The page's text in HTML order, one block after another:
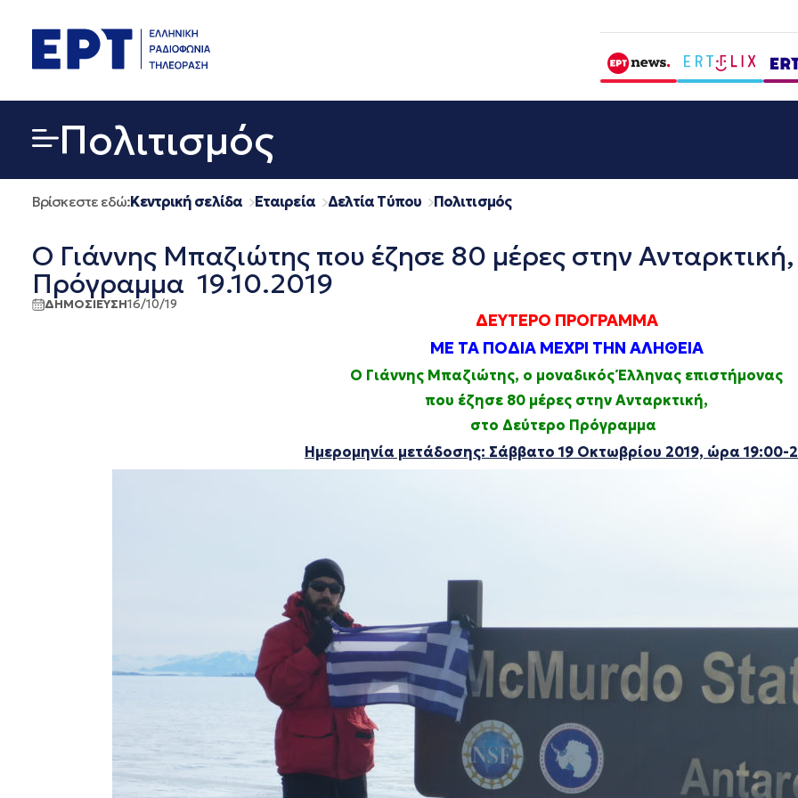
περιεχόμενο
Πολιτισμός
Βρίσκεστε εδώ:Κεντρική σελίδα Εταιρεία Δελτία Τύπου Πολιτισμός
Ο Γιάννης Μπαζιώτης που έζησε 80 μέρες στην
Πρόγραμμα 19.10.2019
ΔΗΜΟΣΙΕΥΣΗ16/10/19
ΔΕΥΤΕΡΟ ΠΡΟΓΡΑΜΜΑ
ΜΕ ΤΑ ΠΟΔΙΑ ΜΕΧΡΙ ΤΗΝ ΑΛΗΘΕΙΑ
Ο Γιάννης Μπαζιώτης, ο μοναδικός Έλληνας επιστήμονας
που έζησε 80 μέρες στην Ανταρκτική,
στο Δεύτερο Πρόγραμμα
Ημερομηνία μετάδοσης: Σάββατο 19 Οκτωβρίου 2019, ώρα 19:00-